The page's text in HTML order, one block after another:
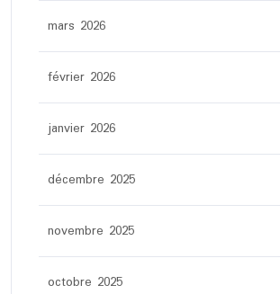
mars 2026
février 2026
janvier 2026
décembre 2025
novembre 2025
octobre 2025